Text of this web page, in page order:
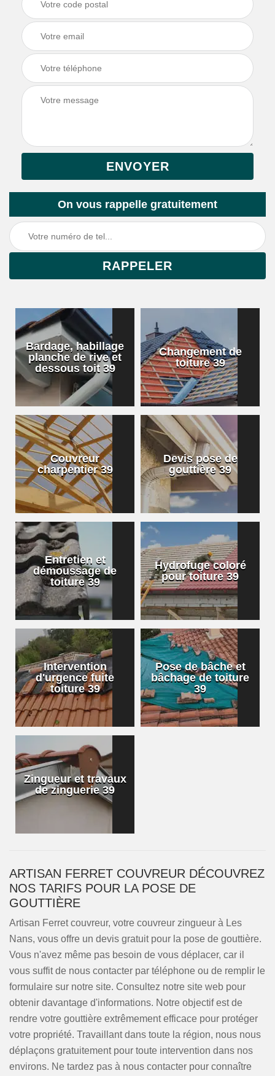
On vous rappelle gratuitement
Bardage, habillage
planche de rive et
dessous toit 39
Changement de
toiture 39
Couvreur
charpentier 39
Devis pose de
gouttière 39
Entretien et
démoussage de
toiture 39
Hydrofuge coloré
pour toiture 39
Intervention
d'urgence fuite
toiture 39
Pose de bâche et
bâchage de toiture
39
Zingueur et travaux
de zinguerie 39
ARTISAN FERRET COUVREUR DÉCOUVREZ
NOS TARIFS POUR LA POSE DE
GOUTTIÈRE
Artisan Ferret couvreur, votre couvreur zingueur à Les
Nans, vous offre un devis gratuit pour la pose de gouttière.
Vous n'avez même pas besoin de vous déplacer, car il
vous suffit de nous contacter par téléphone ou de remplir le
formulaire sur notre site. Consultez notre site web pour
obtenir davantage d'informations. Notre objectif est de
rendre votre gouttière extrêmement efficace pour protéger
votre propriété. Travaillant dans toute la région, nous nous
déplaçons gratuitement pour toute intervention dans nos
environs. Ne tardez pas à nous contacter pour connaître